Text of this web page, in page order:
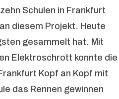
Schulen in Frankfurt
diesem Projekt. Heute
gesammelt hat. Mit
Elektroschrott konnte die
Kopf an Kopf mit
das Rennen gewinnen